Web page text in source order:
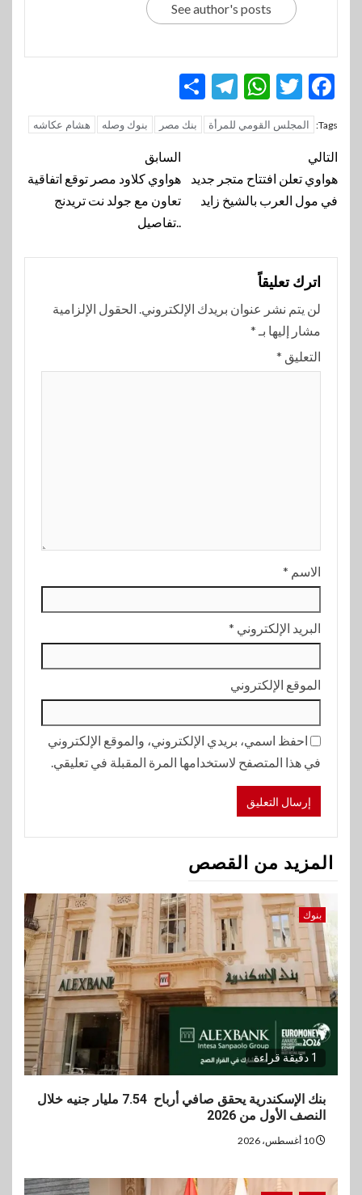
See author's posts
Facebook
Twitter
WhatsApp
Telegram
Tags: المجلس القومي للمرأة بنك مصر بنوك وصله هشام عكاشه
تنقل
المقالة
السابق
هواوي كلاود مصر توقع اتفاقية
تعاون مع جولد نت تريدنج
..تفاصيل
التالي
هواوي تعلن افتتاح متجر جديد
في مول العرب بالشيخ زايد
اترك تعليقاً
لن يتم نشر عنوان بريدك الإلكتروني. الحقول الإلزامية
مشار إليها بـ *
التعليق *
الاسم *
البريد الإلكتروني *
الموقع الإلكتروني
احفظ اسمي، بريدي الإلكتروني، والموقع الإلكتروني
في هذا المتصفح لاستخدامها المرة المقبلة في تعليقي.
المزيد من القصص
بنوك
1 دقيقة قراءة
بنك الإسكندرية يحقق صافي أرباح 7.54 مليار جنيه خلال
النصف الأول من 2026